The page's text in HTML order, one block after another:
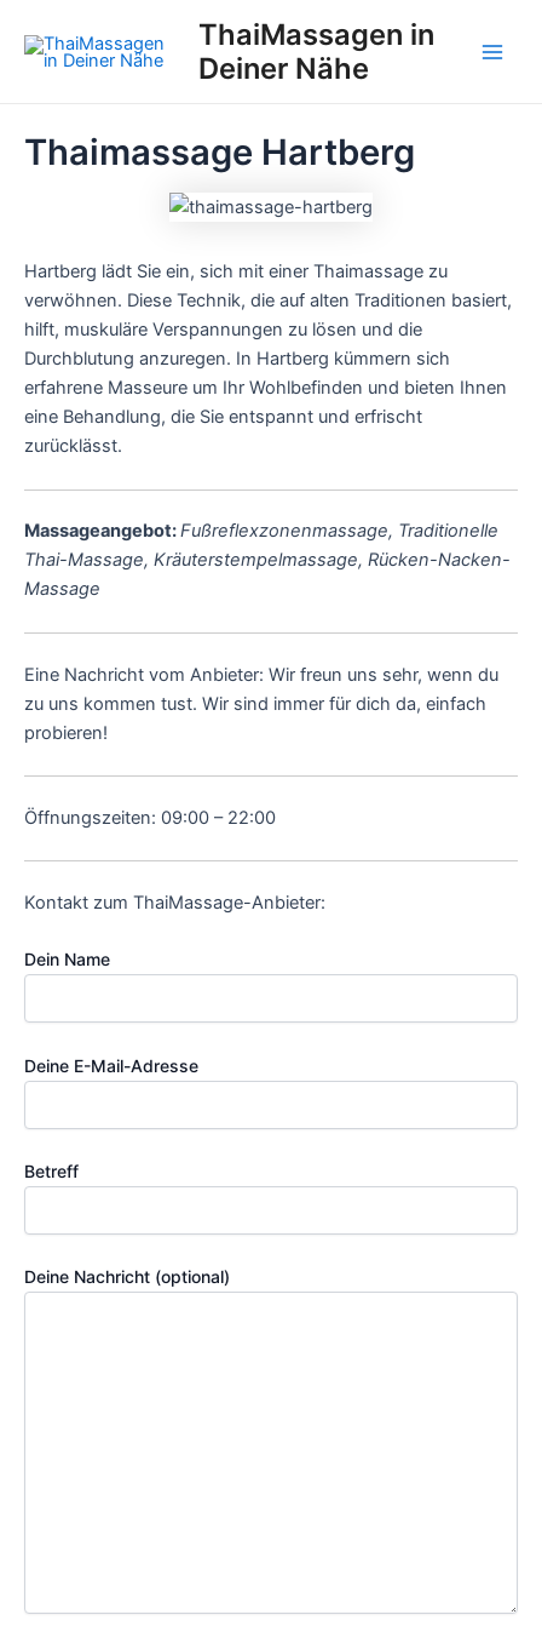
Inhalt
springen
ThaiMassagen in
Deiner Nähe
Thaimassage Hartberg
Hartberg lädt Sie ein, sich mit einer Thaimassage zu
verwöhnen. Diese Technik, die auf alten Traditionen basiert,
hilft, muskuläre Verspannungen zu lösen und die
Durchblutung anzuregen. In Hartberg kümmern sich
erfahrene Masseure um Ihr Wohlbefinden und bieten Ihnen
eine Behandlung, die Sie entspannt und erfrischt
zurücklässt.
Massageangebot:Fußreflexzonenmassage, Traditionelle
Thai-Massage, Kräuterstempelmassage, Rücken-Nacken-
Massage
Eine Nachricht vom Anbieter: Wir freun uns sehr, wenn du
zu uns kommen tust. Wir sind immer für dich da, einfach
probieren!
Öffnungszeiten: 09:00 – 22:00
Kontakt zum ThaiMassage-Anbieter:
Dein Name
Deine E-Mail-Adresse
Betreff
Deine Nachricht (optional)